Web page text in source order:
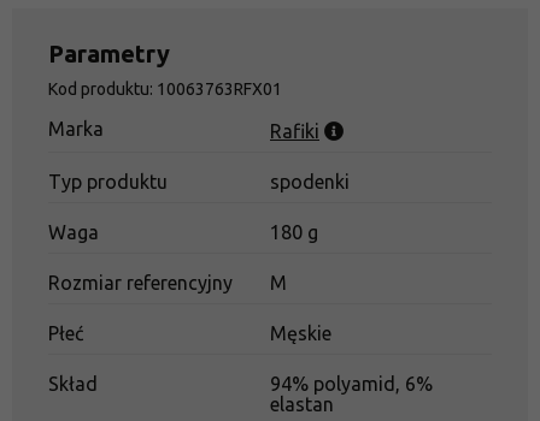
boczne kieszenie
tylna kieszeń
wszyty klin dla maksymalnej swobody ruchów
Parametry
Kod produktu: 10063763RFX01
Marka Rafiki
Typ produktu spodenki
Waga 180 g
Rozmiar referencyjny M
Płeć Męskie
Skład
94% polyamid, 6%
elastan